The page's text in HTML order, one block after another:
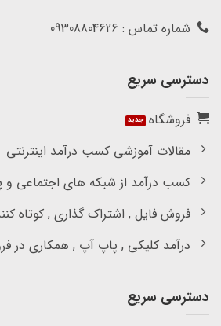
شماره تماس : 09308804626
دسترسی سریع
فروشگاه
مقالات آموزشی کسب درآمد اینترنتی
کسب درآمد از شبکه های اجتماعی و
فروش فایل , اشتراک گذاری , کوتاه
درآمد کلیکی , پاپ آپ , همکاری در
دسترسی سریع